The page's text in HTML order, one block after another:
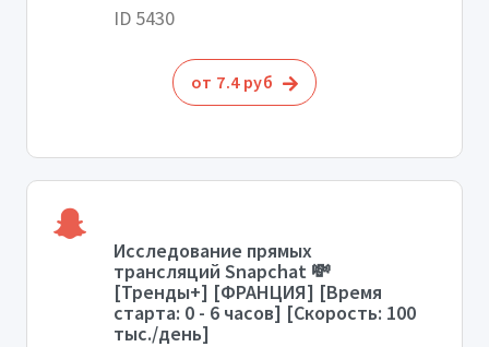
ID 5430
от 7.4 руб
Исследование прямых
трансляций Snapchat 💸
[Тренды+] [ФРАНЦИЯ] [Время
старта: 0 - 6 часов] [Скорость: 100
тыс./день]